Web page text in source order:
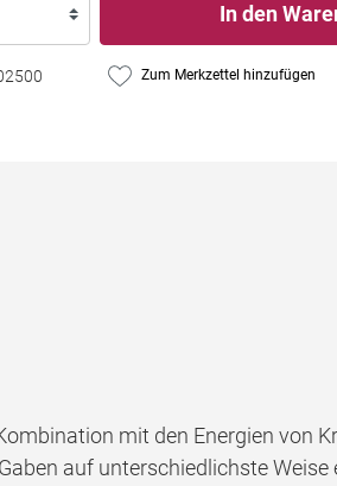
In den
Zum Merkzettel hinzufügen
mit den Energien von
auf unterschiedlichste Weise